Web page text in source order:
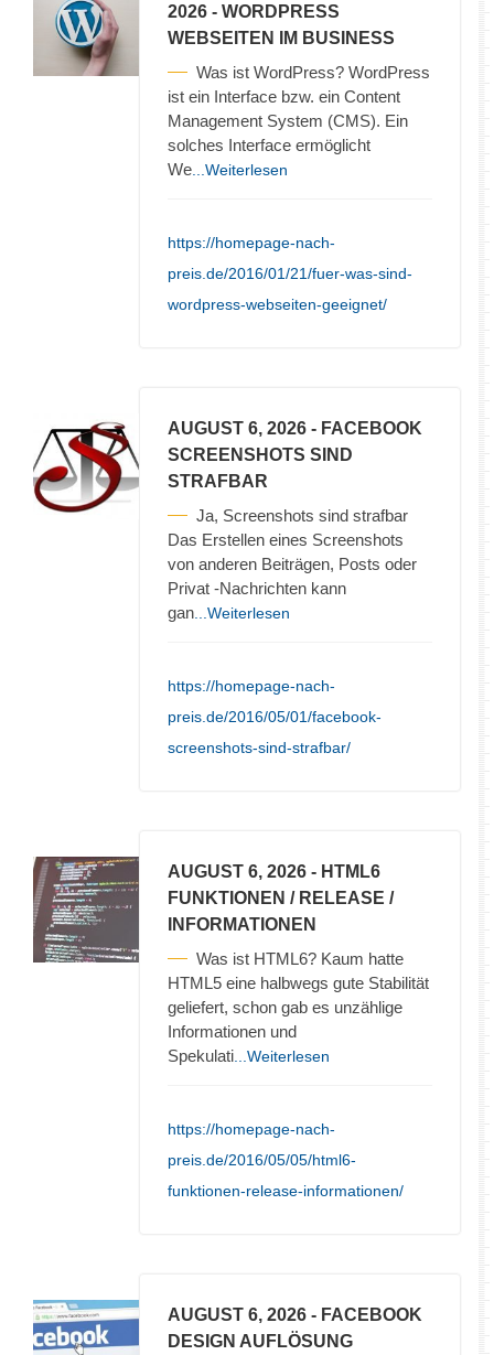
2026 - WORDPRESS
WEBSEITEN IM BUSINESS
Was ist WordPress? WordPress
ist ein Interface bzw. ein Content
Management System (CMS). Ein
solches Interface ermöglicht
We ...Weiterlesen
https://homepage-nach-
preis.de/2016/01/21/fuer-was-sind-
wordpress-webseiten-geeignet/
AUGUST 6, 2026 - FACEBOOK
SCREENSHOTS SIND
STRAFBAR
Ja, Screenshots sind strafbar
Das Erstellen eines Screenshots
von anderen Beiträgen, Posts oder
Privat -Nachrichten kann
gan ...Weiterlesen
https://homepage-nach-
preis.de/2016/05/01/facebook-
screenshots-sind-strafbar/
AUGUST 6, 2026 - HTML6
FUNKTIONEN / RELEASE /
INFORMATIONEN
Was ist HTML6? Kaum hatte
HTML5 eine halbwegs gute Stabilität
geliefert, schon gab es unzählige
Informationen und
Spekulati ...Weiterlesen
https://homepage-nach-
preis.de/2016/05/05/html6-
funktionen-release-informationen/
AUGUST 6, 2026 - FACEBOOK
DESIGN AUFLÖSUNG